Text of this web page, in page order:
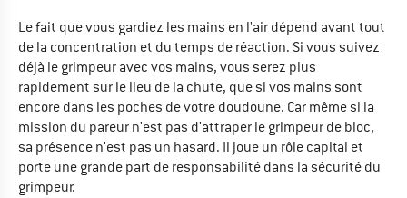
Le fait que vous gardiez les mains en l'air dépend avant tout
de la concentration et du temps de réaction. Si vous suivez
déjà le grimpeur avec vos mains, vous serez plus
rapidement sur le lieu de la chute, que si vos mains sont
encore dans les poches de votre doudoune. Car même si la
mission du pareur n'est pas d'attraper le grimpeur de bloc,
sa présence n'est pas un hasard. Il joue un rôle capital et
porte une grande part de responsabilité dans la sécurité du
grimpeur.